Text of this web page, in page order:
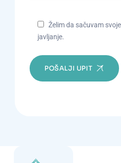
Želim da sačuvam
javljanje.
POŠALJI UPIT